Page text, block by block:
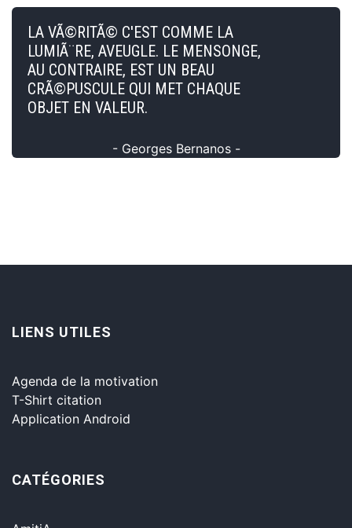
LA VÃ©RITÃ© C'EST COMME LA
LUMIÃ¨RE, AVEUGLE. LE MENSONGE,
AU CONTRAIRE, EST UN BEAU
CRÃ©PUSCULE QUI MET CHAQUE
OBJET EN VALEUR.
- Georges Bernanos -
LIENS UTILES
Agenda de la motivation
T-Shirt citation
Application Android
CATÉGORIES